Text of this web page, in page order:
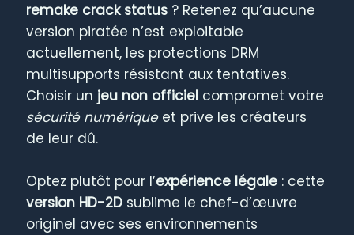
remake crack status ? Retenez qu’aucune
version piratée n’est exploitable
actuellement, les protections DRM
multisupports résistant aux tentatives.
Choisir un jeu non officiel compromet votre
sécurité numériqueet prive les créateurs
de leur dû.
Optez plutôt pour l’expérience légale : cette
version HD-2D sublime le chef-d’œuvre
originel avec ses environnements